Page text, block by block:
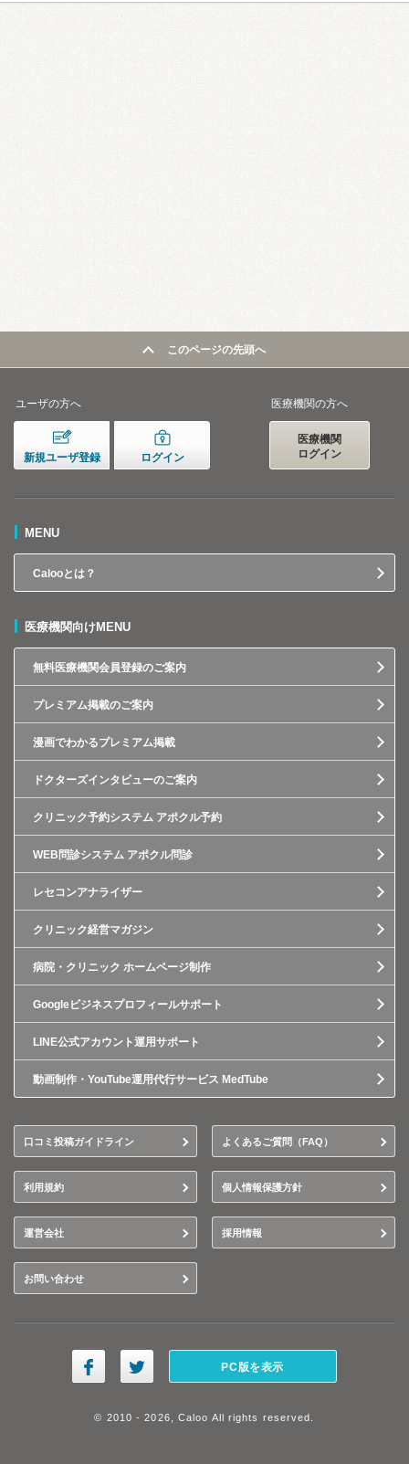
このページの先頭へ
ユーザの方へ
新規ユーザ登録 ログイン
医療機関の方へ
医療機関
ログイン
MENU
Calooとは？
医療機関向けMENU
無料医療機関会員登録のご案内
プレミアム掲載のご案内
漫画でわかるプレミアム掲載
ドクターズインタビューのご案内
クリニック予約システム アポクル予約
WEB問診システム アポクル問診
レセコンアナライザー
クリニック経営マガジン
病院・クリニック ホームページ制作
Googleビジネスプロフィールサポート
LINE公式アカウント運用サポート
動画制作・YouTube運用代行サービス MedTube
口コミ投稿ガイドライン よくあるご質問（FAQ）
利用規約 個人情報保護方針
運営会社 採用情報
お問い合わせ
PC版を表示
© 2010 - 2026, Caloo All rights reserved.